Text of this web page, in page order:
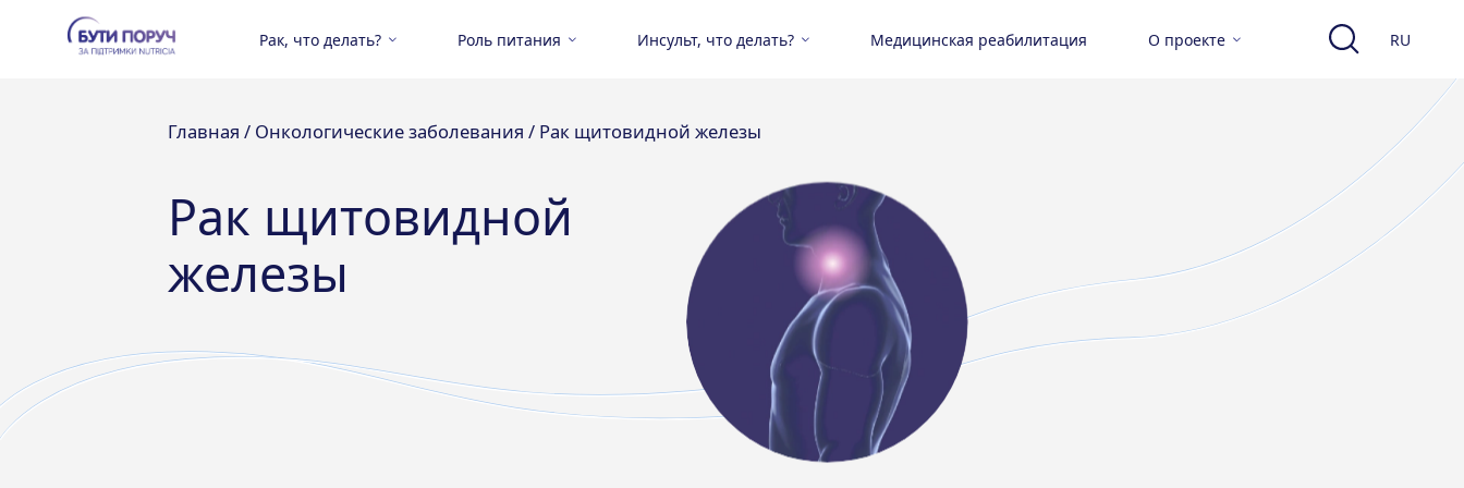
Рак, что делать? Роль питания Инсульт, что делать? Медицинская реабилитация О проекте RU
Главная / Онкологические заболевания / Рак щитовидной железы
Рак щитовидной
железы